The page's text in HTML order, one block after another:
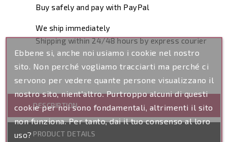
Buy safely and pay with PayPal
We ship immediately
Shipping within 24/48 hours by express courier
DESCRIPTION
PRODUCT DETAILS
Ebbene si, anche noi usiamo i cookie nel nostro
sito. Non perché vogliamo tracciarti ma perché ci
servono per vedere quante persone visualizzano il
nostro sito, nient'altro. Purtroppo alcuni di questi
cookie per noi sono fondamentali, altrimenti il sito
non funziona. Per tanto, dai il tuo consenso al loro
uso?